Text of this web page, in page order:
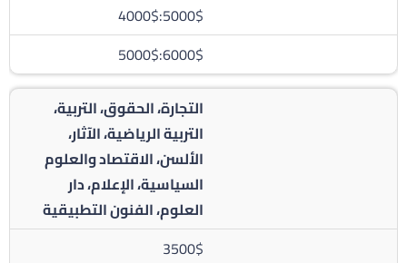
5000$:4000$
6000$:5000$
التجارة، الحقوق، التربية،
التربية الرياضية، الآثار،
الألسن، الاقتصاد والعلوم
السياسية، الإعلام، دار
العلوم، الفنون التطبيقية
3500$